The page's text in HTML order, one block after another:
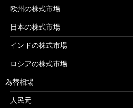
欧州の株式市場
日本の株式市場
インドの株式市場
ロシアの株式市場
為替相場
人民元